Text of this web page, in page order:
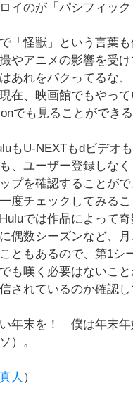
イのが「パシフィック
「怪獣」という言葉
やアニメの影響を受
あれをパクってるな
在、映画館でもやっ
でも見ることができる
もU-NEXTもdビデオ
、ユーザー登録しな
プを確認することが
度チェックしてみる
では作品によって
偶数シーズンなど、
ともあるので、第1シ
も嘆く必要はないこ
されているのか確認し
年末を！ 僕は年末年
）。
人 ）